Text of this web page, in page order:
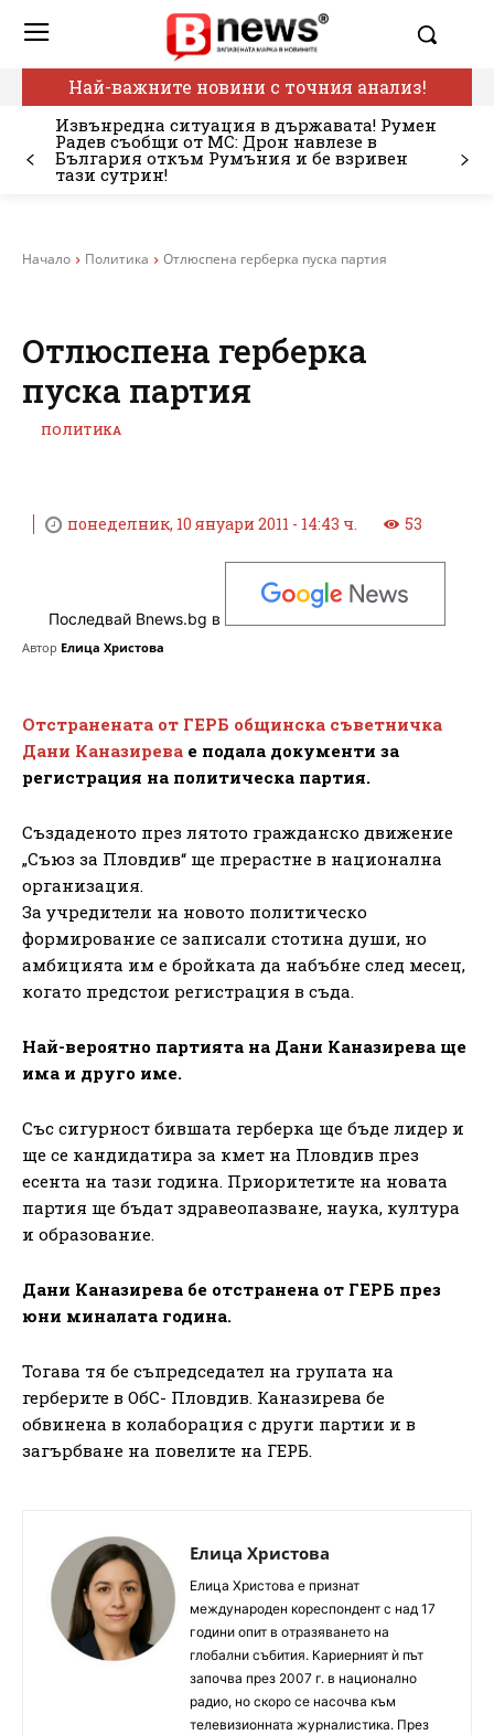
Най-важните новини с точния анализ!
Извънредна ситуация в държавата! Румен
Радев съобщи от МС: Дрон навлезе в
България откъм Румъния и бе взривен
тази сутрин!
Начало Политика Отлюспена герберка пуска партия
Отлюспена герберка
пуска партия
ПОЛИТИКА
понеделник, 10 януари 2011 - 14:43 ч. 53
Последвай Bnews.bg в
Автор Елица Христова
Отстранената от ГЕРБ общинска съветничка
Дани Каназирева е подала документи за
регистрация на политическа партия.
Създаденото през лятото гражданско движение
„Съюз за Пловдив“ ще прерастне в национална
организация.
За учредители на новото политическо
формирование се записали стотина души, но
амбицията им е бройката да набъбне след месец,
когато предстои регистрация в съда.
Най-вероятно партията на Дани Каназирева ще
има и друго име.
Със сигурност бившата герберка ще бъде лидер и
ще се кандидатира за кмет на Пловдив през
есента на тази година. Приоритетите на новата
партия ще бъдат здравеопазване, наука, култура
и образование.
Дани Каназирева бе отстранена от ГЕРБ през
юни миналата година.
Тогава тя бе съпредседател на групата на
герберите в ОбС- Пловдив. Каназирева бе
обвинена в колаборация с други партии и в
загърбване на повелите на ГЕРБ.
Елица Христова
Елица Христова е признат
международен кореспондент с над 17
години опит в отразяването на
глобални събития. Кариерният ѝ път
започва през 2007 г. в национално
радио, но скоро се насочва към
телевизионната журналистика. През